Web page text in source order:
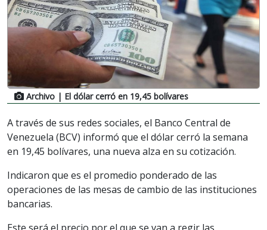
Archivo | El dólar cerró en 19,45 bolívares
A través de sus redes sociales, el Banco Central de
Venezuela (BCV) informó que el dólar cerró la semana
en 19,45 bolívares, una nueva alza en su cotización.
Indicaron que es el promedio ponderado de las
operaciones de las mesas de cambio de las instituciones
bancarias.